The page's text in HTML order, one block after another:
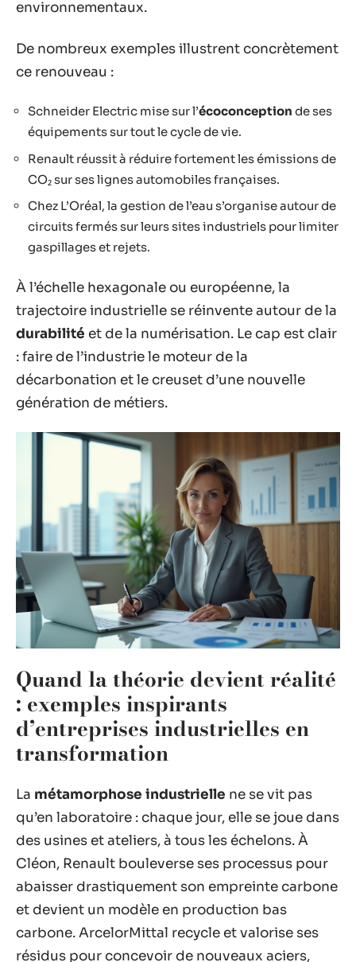
environnementaux.
De nombreux exemples illustrent concrètement
ce renouveau :
Schneider Electric mise sur l’écoconception de ses
équipements sur tout le cycle de vie.
Renault réussit à réduire fortement les émissions de
CO₂ sur ses lignes automobiles françaises.
Chez L’Oréal, la gestion de l’eau s’organise autour de
circuits fermés sur leurs sites industriels pour limiter
gaspillages et rejets.
À l’échelle hexagonale ou européenne, la
trajectoire industrielle se réinvente autour de la
durabilité et de la numérisation. Le cap est clair
: faire de l’industrie le moteur de la
décarbonation et le creuset d’une nouvelle
génération de métiers.
Quand la théorie devient réalité
: exemples inspirants
d’entreprises industrielles en
transformation
La métamorphose industrielle ne se vit pas
qu’en laboratoire : chaque jour, elle se joue dans
des usines et ateliers, à tous les échelons. À
Cléon, Renault bouleverse ses processus pour
abaisser drastiquement son empreinte carbone
et devient un modèle en production bas
carbone. ArcelorMittal recycle et valorise ses
résidus pour concevoir de nouveaux aciers,